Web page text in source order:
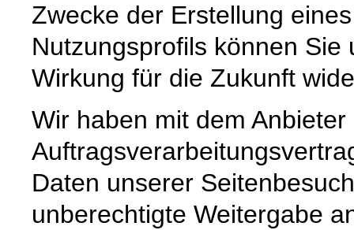
Zwecke der Erstellung
Nutzungsprofils können
Wirkung für die Zukunft
Wir haben mit dem Anbieter
Daten unserer
unberechtigte Weitergabe